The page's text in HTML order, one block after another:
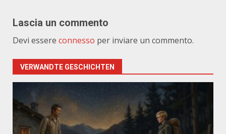
Lascia un commento
Devi essere connesso per inviare un commento.
VERWANDTE GESCHICHTEN